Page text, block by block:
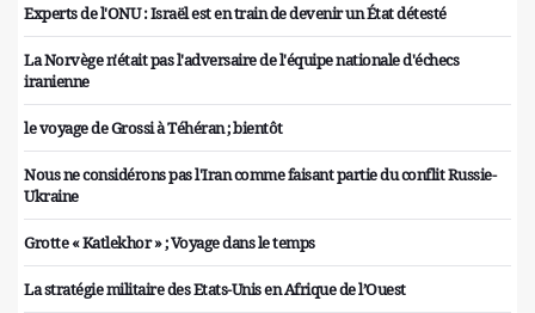
Experts de l'ONU : Israël est en train de devenir un État détesté
La Norvège n'était pas l'adversaire de l'équipe nationale d'échecs
iranienne
le voyage de Grossi à Téhéran ; bientôt
Nous ne considérons pas l'Iran comme faisant partie du conflit Russie-
Ukraine
Grotte « Katlekhor » ; Voyage dans le temps
La stratégie militaire des Etats-Unis en Afrique de l’Ouest